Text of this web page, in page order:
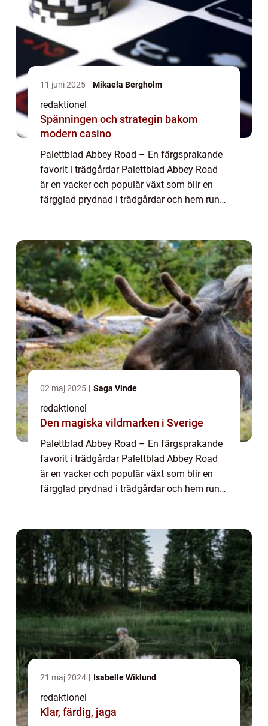
11 juni 2025 Mikaela Bergholm
redaktionel
Spänningen och strategin bakom
modern casino
Palettblad Abbey Road – En färgsprakande
favorit i trädgårdar Palettblad Abbey Road
är en vacker och populär växt som blir en
färgglad prydnad i trädgårdar och hem runt
02 maj 2025 Saga Vinde
redaktionel
Den magiska vildmarken i Sverige
Palettblad Abbey Road – En färgsprakande
favorit i trädgårdar Palettblad Abbey Road
är en vacker och populär växt som blir en
färgglad prydnad i trädgårdar och hem runt
21 maj 2024 Isabelle Wiklund
redaktionel
Klar, färdig, jaga